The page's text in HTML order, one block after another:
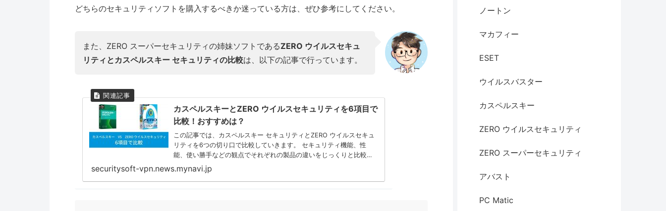
どちらのセキュリティソフトを購入するべきか迷っている方は、ぜひ参考にしてください。
また、ZERO スーパーセキュリティの姉妹ソフトであるZERO ウイルスセキュ
リティとカスペルスキー セキュリティの比較は、以下の記事で行っています。
カスペルスキーとZERO ウイルスセキュリティを6項目で
比較！おすすめは？
この記事では、カスペルスキー セキュリティとZERO ウイルスセキュ
リティを6つの切り口で比較していきます。 セキュリティ機能、性
能、使い勝手などの観点でそれぞれの製品の違いをじっくりと比較。
それぞれの製品に適したユーザータイプを探ります。
securitysoft-vpn.news.mynavi.jp
ノートン
マカフィー
ESET
ウイルスバスター
カスペルスキー
ZERO ウイルスセキュリティ
ZERO スーパーセキュリティ
アバスト
PC Matic